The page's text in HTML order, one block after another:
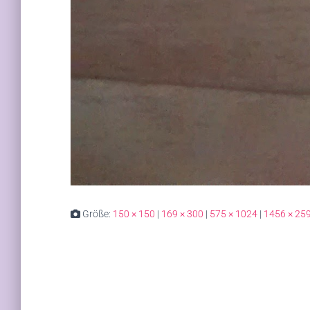
Größe: 150 × 150 | 169 × 300 | 575 × 1024 | 1456 ×